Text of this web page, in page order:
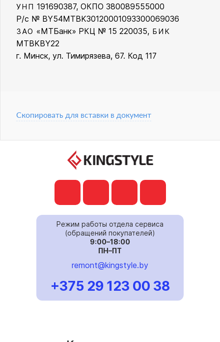
УНП 191690387, ОКПО 380089555000
Р/с № BY54MTBK30120001093300069036
ЗАО «МТБанк» РКЦ № 15 220035, БИК
MTBKBY22
г. Минск, ул. Тимирязева, 67. Код 117
Скопировать для вставки в документ
Режим работы отдела сервиса
(обращений покупателей)
9:00–18:00
ПН–ПТ
remont@kingstyle.by
+375 29 123 00 38